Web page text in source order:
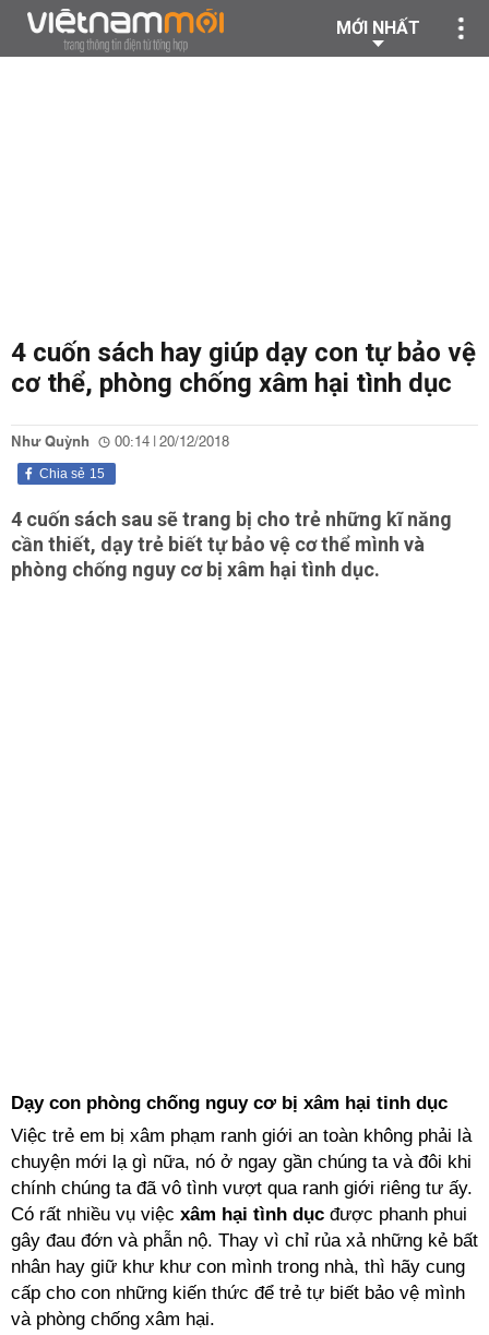
MỚI NHẤT
4 cuốn sách hay giúp dạy con tự bảo vệ
cơ thể, phòng chống xâm hại tình dục
Như Quỳnh 00:14 | 20/12/2018
15
Chia sẻ
4 cuốn sách sau sẽ trang bị cho trẻ những kĩ năng
cần thiết, dạy trẻ biết tự bảo vệ cơ thể mình và
phòng chống nguy cơ bị xâm hại tình dục.
Dạy con phòng chống nguy cơ bị xâm hại tinh dục
Việc trẻ em bị xâm phạm ranh giới an toàn không phải là
chuyện mới lạ gì nữa, nó ở ngay gần chúng ta và đôi khi
chính chúng ta đã vô tình vượt qua ranh giới riêng tư ấy.
Có rất nhiều vụ việc xâm hại tình dục được phanh phui
gây đau đớn và phẫn nộ. Thay vì chỉ rủa xả những kẻ bất
nhân hay giữ khư khư con mình trong nhà, thì hãy cung
cấp cho con những kiến thức để trẻ tự biết bảo vệ mình
và phòng chống xâm hại.